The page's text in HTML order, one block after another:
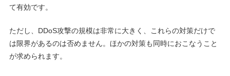
て有効です。
ただし、DDoS攻撃の規模は非常に大きく、これらの対策だけで
は限界があるのは否めません。ほかの対策も同時におこなうこと
が求められます。